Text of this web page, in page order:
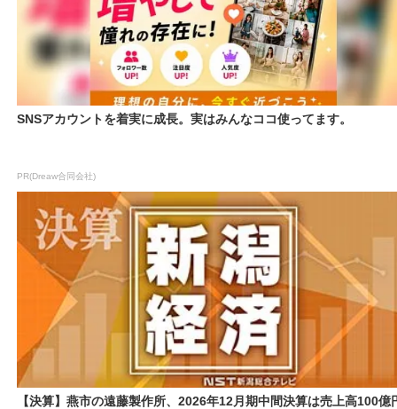
SNSアカウントを着実に成長。実はみんなココ使ってます。
PR(Dreaw合同会社)
【決算】燕市の遠藤製作所、2026年12月期中間決算は売上高100億